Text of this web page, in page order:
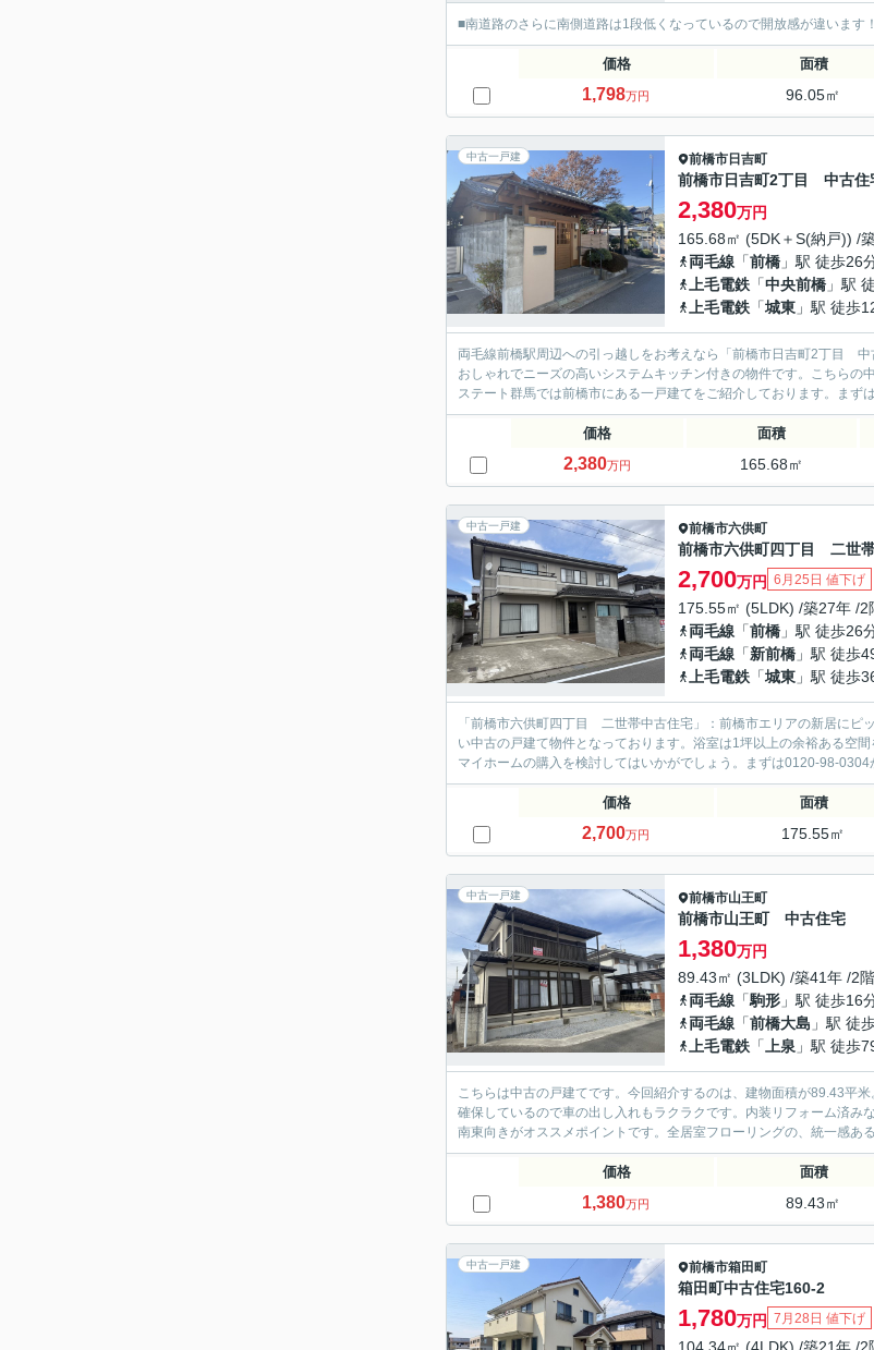
■南道路のさらに南側道路は1段低くなっているので開放感が違います！
価格 面積
1,798万円 96.05㎡
中古一戸建 前橋市 日吉町
前橋市日吉町2丁目 中古住
2,380万円
165.68㎡ (5DK＋S(納戸)) /
両毛線 「前橋 」駅 徒歩26
上毛電鉄 「中央前橋 」駅
上毛電鉄 「城東 」駅 徒歩
両毛線前橋駅周辺への引っ越しをお考えなら「前橋市日吉町2丁目
おしゃれでニーズの高いシステムキッチン付きの物件です。こちら
ステート群馬では前橋市にある一戸建てをご紹介しております。まず
価格 面積
2,380万円 165.68㎡
中古一戸建 前橋市六供町
前橋市六供町四丁目 二世
2,700万円 6月25日 値下げ
175.55㎡ (5LDK) /築27年 /2
両毛線 「前橋 」駅 徒歩26
両毛線 「新前橋 」駅 徒歩
上毛電鉄 「城東 」駅 徒歩
「前橋市六供町四丁目 二世帯中古住宅」：前橋市エリアの新居に
い中古の戸建て物件となっております。浴室は1坪以上の余裕ある空
マイホームの購入を検討してはいかがでしょう。まずは0120-98-
価格 面積
2,700万円 175.55㎡
中古一戸建 前橋市山王町
前橋市山王町 中古住宅
1,380万円
89.43㎡ (3LDK) /築41年 /2
両毛線 「駒形 」駅 徒歩16
両毛線 「前橋大島 」駅 徒
上毛電鉄 「 上泉 」駅 徒歩
こちらは中古の戸建てです。今回紹介するのは、建物面積が89.43平
確保しているので車の出し入れもラクラクです。内装リフォーム済み
南東向きがオススメポイントです。全居室フローリングの、統一感ある
価格 面積
1,380万円 89.43㎡
中古一戸建 前橋市箱田町
箱田町中古住宅160-2
1,780万円 7月28日 値下げ